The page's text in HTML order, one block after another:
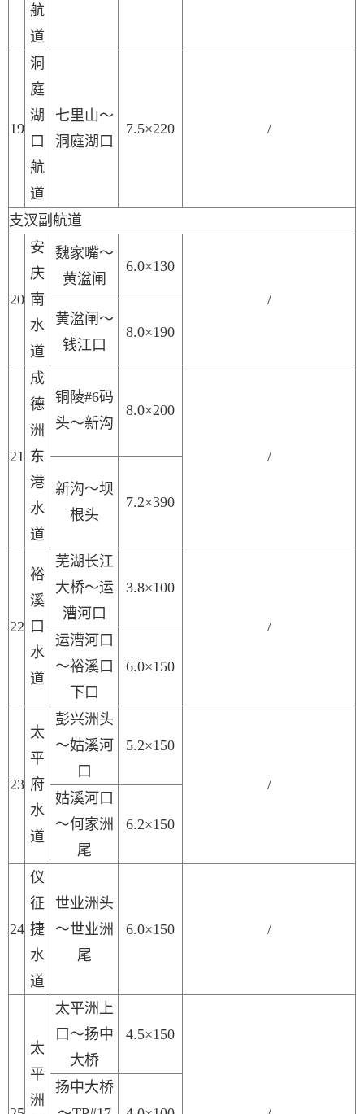
航
道
19
洞
庭
湖
口
航
道
七里山～
洞庭湖口
7.5×220 /
支汊副航道
20
安
庆
南
水
道
魏家嘴～
黄湓闸
6.0×130
/
黄湓闸～
钱江口
8.0×190
21
成
德
洲
东
港
水
道
铜陵#6码
头～新沟
8.0×200
/
新沟～坝
根头
7.2×390
22
裕
溪
口
水
道
芜湖长江
大桥～运
漕河口
3.8×100
/
运漕河口
～裕溪口
下口
6.0×150
23
太
平
府
水
道
彭兴洲头
～姑溪河
口
5.2×150
/
姑溪河口
～何家洲
尾
6.2×150
24
仪
征
捷
水
道
世业洲头
～世业洲
尾
6.0×150 /
太
平
洲
太平洲 上
口～扬中
大桥
4.5×150
扬中大桥